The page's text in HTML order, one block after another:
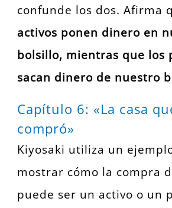
confunde los dos. Afirma
activos ponen dinero en
bolsillo, mientras que los
sacan dinero de nuestro
Capítulo 6: «La casa
compró»
Kiyosaki utiliza un
mostrar cómo la compra
puede ser un activo o un